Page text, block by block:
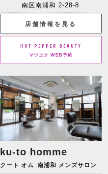
南区南浦和 2-28-8
店舗情報を見る
HOT PEPPER BEAUTY
マツエク WEB予約
ku-to homme
クート オム 南浦和 メンズサロン